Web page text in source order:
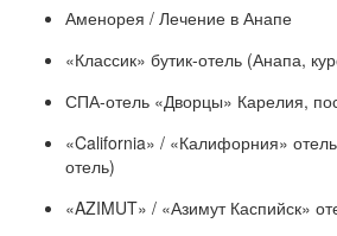
Аменорея / Лечение в Анапе
«Классик» бутик-отель (Анапа,
СПА-отель «Дворцы» Карелия,
«California» / «Калифорния»
отель)
«AZIMUT» / «Азимут Каспийск»